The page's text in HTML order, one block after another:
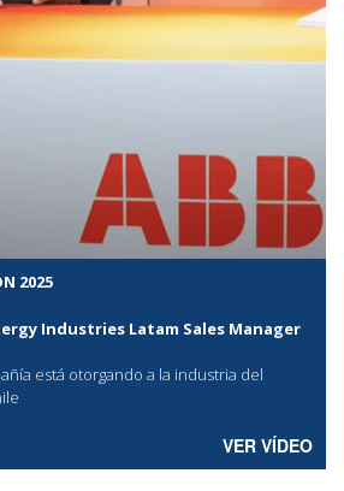
2025
Industries Latam Sales Manager
está otorgando a la industria del
VER VÍDEO